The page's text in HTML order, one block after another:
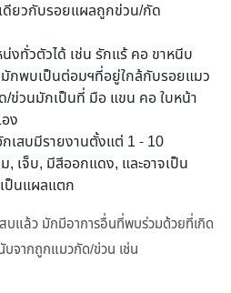
ดียวกับรอยแผลถูกข่วน/กัด
งทั่วตัวได้ เช่น รักแร้ คอ ขาหนีบ
กพบเป็นต่อมฯที่อยู่ใกล้กับรอยแมว
ข่วนมักเป็นที่ มือ แขน คอ ใบหน้า
ง
เสบมีรายงานตั้งแต่ 1 - 10
เจ็บ, มีสีออกแดง, และอาจเป็น
ป็นแผลแตก
บแล้ว มักมีอาการอื่นที่พบร่วมด้วยที่เกิด
บจากถูกแมวกัด/ข่วน เช่น